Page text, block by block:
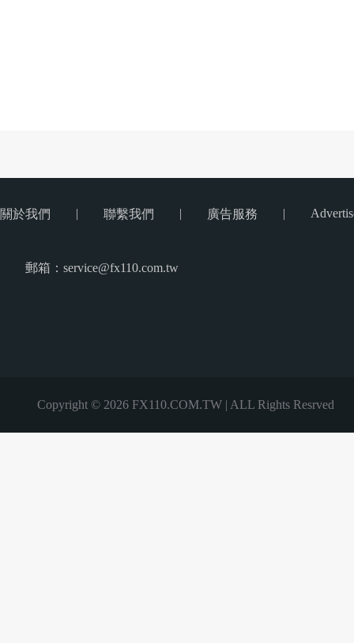
關於我們 | 聯繫我們 | 廣告服務 |
郵箱：service@fx110.com.tw
Copyright © 2026 FX110.COM.TW | ALL Rights Resrved